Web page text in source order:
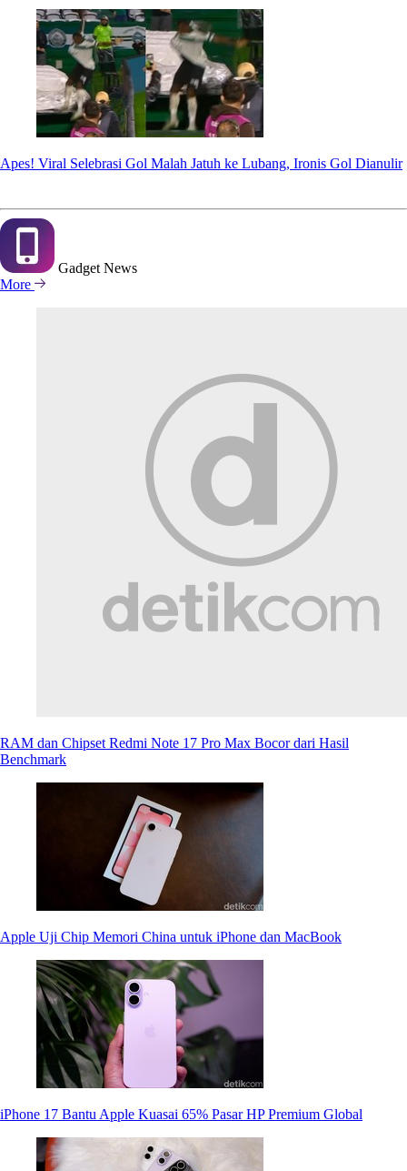
Apes! Viral Selebrasi Gol Malah Jatuh ke Lubang, Ironis Gol Dianulir
Gadget News
More
RAM dan Chipset Redmi Note 17 Pro Max Bocor dari Hasil
Benchmark
Apple Uji Chip Memori China untuk iPhone dan MacBook
iPhone 17 Bantu Apple Kuasai 65% Pasar HP Premium Global